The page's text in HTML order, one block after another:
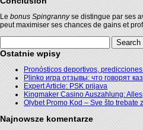
Le bonus Spingrannyse distingue par ses
peut maximiser ses chances de gains et
for:
Ostatnie wpisy
Pronósticos deportivos,
Plinko игра отзывы: что говорят
Expert Article: PSK prijava
Kingmaker Casino Auszahlung:
Olybet Promo Kod – Sve što trebate
Najnowsze komentarze